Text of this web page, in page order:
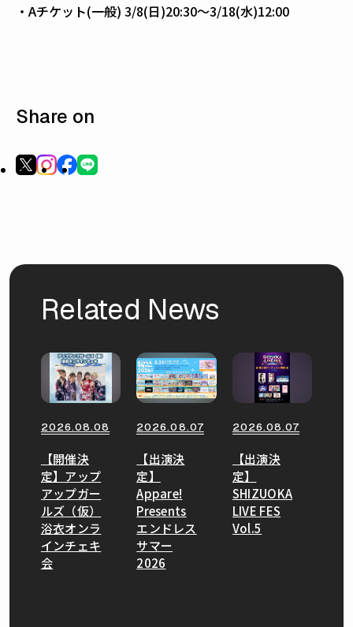
・Aチケット(一般) 3/8(日)20:30〜3/18(水)12:00
Share on
Related News
2026.08.08
【開催決
定】アップ
アップガー
ルズ（仮）
浴衣オンラ
インチェキ
会
2026.08.07
【出演決
定】
Appare!
Presents
エンドレス
サマー
2026
2026.08.07
【出演決
定】
SHIZUOKA
LIVE FES
Vol.5